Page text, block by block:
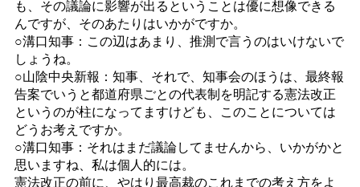
も、その議論に影響が出るということは優に想像できる
んですが、そのあたりはいかがですか。
○溝口知事：この辺はあまり、推測で言うのはいけないで
しょうね。
○山陰中央新報：知事、それで、知事会のほうは、最終報
告案でいうと都道府県ごとの代表制を明記する憲法改正
というのが柱になってますけども、このことについては
どうお考えですか。
○溝口知事：それはまだ議論してませんから、いかがかと
思いますね、私は個人的には。
憲法改正の前に、やはり最高裁のこれまでの考え方をよ